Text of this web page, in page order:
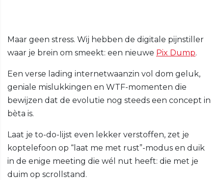
Maar geen stress. Wij hebben de digitale pijnstiller
waar je brein om smeekt: een nieuwe Pix Dump.
Een verse lading internetwaanzin vol dom geluk,
geniale mislukkingen en WTF-momenten die
bewijzen dat de evolutie nog steeds een concept in
bèta is.
Laat je to-do-lijst even lekker verstoffen, zet je
koptelefoon op “laat me met rust”-modus en duik
in de enige meeting die wél nut heeft: die met je
duim op scrollstand.